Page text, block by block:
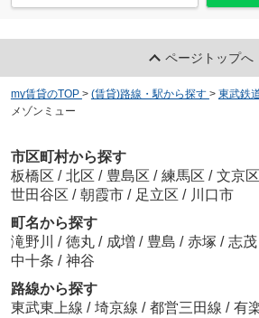
ページトップへ
my賃貸のTOP > (賃貸)路線・駅から探す > 東武鉄
メゾンミュー
市区町村から探す
板橋区 / 北区 / 豊島区 / 練馬区 / 文京区
世田谷区 / 朝霞市 / 足立区 / 川口市
町名から探す
滝野川 / 徳丸 / 成増 / 豊島 / 赤塚 / 志茂
中十条 / 神谷
路線から探す
東武東上線 / 埼京線 / 都営三田線 / 有